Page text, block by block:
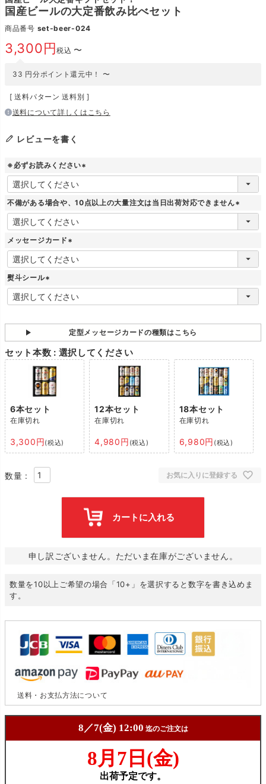
国産ビールの大定番飲み比べセット
商品番号 set-beer-024
3,300 税込 〜
33 円分ポイント還元中！ 〜
送料パターン 送料別
送料について詳しくはこちら
レビューを書く
※必ずお読みください
(
須
不備がある場合や、10点以上の大量注文は当日出荷対応できません
(
メッセージカード
(
必
熨斗シール
(
必
)
定型メッセージカードの種類はこちら
セット本数 選択してください
6本セット
在庫切れ
3,300 税込
12本セット
在庫切れ
4,980 税込
18本セット
在庫切れ
6,980 税込
お気に入りに登録する
カートに入れる
申し訳ございません。ただいま在庫がございません。
数量を10以上ご希望の場合「10+」を選択すると数字を書き込めま
す。
送料・お支払方法について